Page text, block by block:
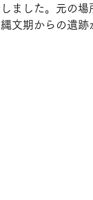
ました。元の
文期からの遺